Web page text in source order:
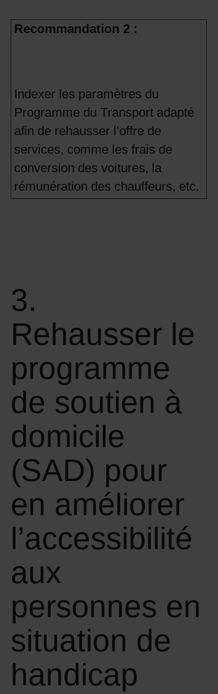
Recommandation 2 :
Indexer les paramètres du
Programme du Transport adapté
afin de rehausser l’offre de
services, comme les frais de
conversion des voitures, la
rémunération des chauffeurs, etc.
3.
Rehausser le
programme
de soutien à
domicile
(SAD) pour
en améliorer
l’accessibilité
aux
personnes en
situation de
handicap